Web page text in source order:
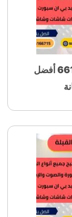
فني ستلايت المرقاب 66166715 أفضل